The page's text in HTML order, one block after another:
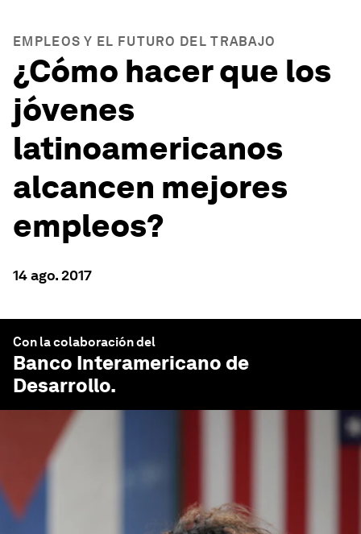
EMPLEOS Y EL FUTURO DEL TRABAJO
¿Cómo hacer que los
jóvenes
latinoamericanos
alcancen mejores
empleos?
14 ago. 2017
Con la colaboración del
Banco Interamericano de
Desarrollo.